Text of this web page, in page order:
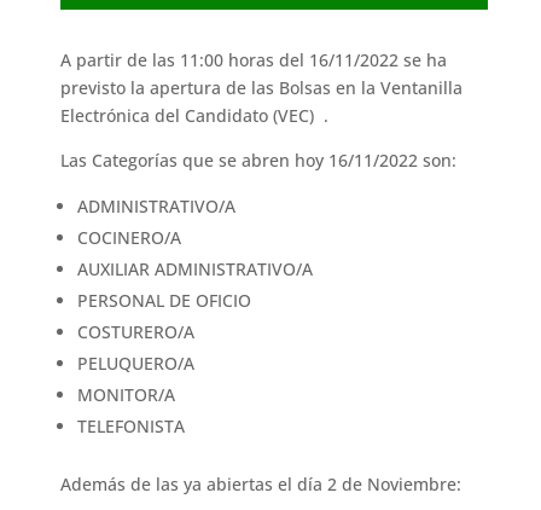
A partir de las 11:00 horas del 16/11/2022 se ha
previsto la apertura de las Bolsas en la Ventanilla
Electrónica del Candidato (VEC) .
Las Categorías que se abren hoy 16/11/2022 son:
ADMINISTRATIVO/A
COCINERO/A
AUXILIAR ADMINISTRATIVO/A
PERSONAL DE OFICIO
COSTURERO/A
PELUQUERO/A
MONITOR/A
TELEFONISTA
Además de las ya abiertas el día 2 de Noviembre: